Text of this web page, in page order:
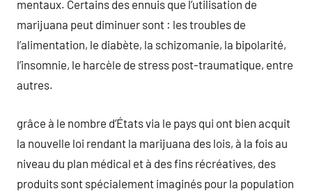
mentaux. Certains des ennuis que l’utilisation de
marijuana peut diminuer sont : les troubles de
l’alimentation, le diabète, la schizomanie, la bipolarité,
l’insomnie, le harcèle de stress post-traumatique, entre
autres.
grâce à le nombre d’États via le pays qui ont bien acquit
la nouvelle loi rendant la marijuana des lois, à la fois au
niveau du plan médical et à des fins récréatives, des
produits sont spécialement imaginés pour la population